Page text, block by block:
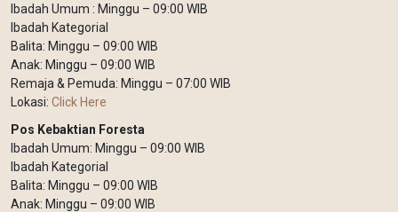
Ibadah Umum : Minggu – 09:00 WIB
Ibadah Kategorial
Balita: Minggu – 09:00 WIB
Anak: Minggu – 09:00 WIB
Remaja & Pemuda: Minggu – 07:00 WIB
Lokasi: Click Here
Pos Kebaktian Foresta
Ibadah Umum: Minggu – 09:00 WIB
Ibadah Kategorial
Balita: Minggu – 09:00 WIB
Anak: Minggu – 09:00 WIB